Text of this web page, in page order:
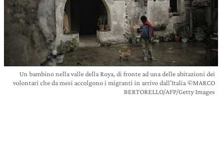
Un bambino nella valle della Roya, di fronte ad una delle abitazioni dei
volontari che da mesi accolgono i migranti in arrivo dall’Italia ©MARCO
BERTORELLO/AFP/Getty Images